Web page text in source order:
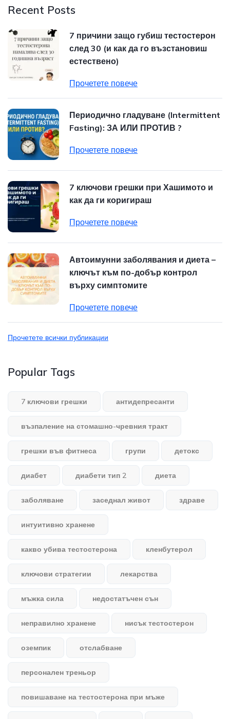
Recent Posts
7 причини защо губиш тестостерон
след 30 (и как да го възстановиш
естествено)
Прочетете повече
Периодично гладуване (Intermittent
Fasting): ЗА ИЛИ ПРОТИВ ?
Прочетете повече
7 ключови грешки при Хашимото и
как да ги коригираш
Прочетете повече
Автоимунни заболявания и диета –
ключът към по-добър контрол
върху симптомите
Прочетете повече
Прочетете всички публикации
Popular Tags
7 ключови грешки антидепресанти
възпаление на стомашно-чревния тракт
грешки във фитнеса групи детокс
диабет диабети тип 2 диета
заболяване заседнал живот здраве
интуитивно хранене
какво убива тестостерона кленбутерол
ключови стратегии лекарства
мъжка сила недостатъчен сън
неправилно хранене нисък тестостерон
оземпик отслабване
персонален треньор
повишаване на тестостерона при мъже